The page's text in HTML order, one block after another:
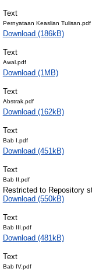
Text
Pernyataan Keaslian Tulisan.pdf
Download (186kB)
Text
Awal.pdf
Download (1MB)
Text
Abstrak.pdf
Download (162kB)
Text
Bab I.pdf
Download (451kB)
Text
Bab II.pdf
Restricted to Repository
Download (550kB)
Text
Bab III.pdf
Download (481kB)
Text
Bab IV.pdf